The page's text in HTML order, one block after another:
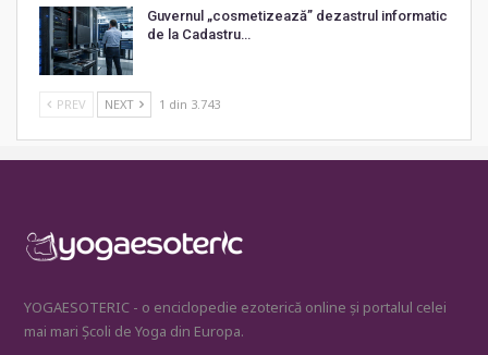
Guvernul „cosmetizează” dezastrul informatic
de la Cadastru…
PREV NEXT 1 din 3.743
YOGAESOTERIC - o enciclopedie ezoterică online și portalul celei
mai mari Școli de Yoga din Europa.